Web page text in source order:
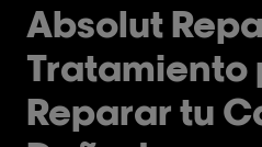
Absolut
Tratamiento
Reparar tu